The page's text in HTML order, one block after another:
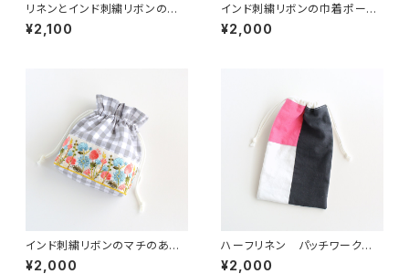
リネンとインド刺繍リボンの巾
着ポーチ
¥2,100
インド刺繍リボンの巾着ポーチ
グリーン
¥2,000
インド刺繍リボンのマチのある
巾着ポーチ チェックグレー
¥2,000
ハーフリネン パッチワークの
巾着ポーチ ピンク/ホワイト/
¥2,000